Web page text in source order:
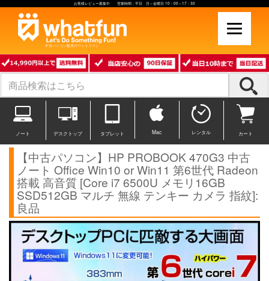
お客様レビュー募集中 営業時間：平日 月～金曜日 10：00～17：30
中古パソコン販売のワットファン
ノート デスクトップ タブレット Mac レンタル カート
【中古パソコン】HP PROBOOK 470G3 中古
ノート Office Win10 or Win11 第6世代 Radeon
搭載 高音質 [Core i7 6500U メモリ16GB
SSD512GB マルチ 無線 テンキー カメラ 指紋]:
良品